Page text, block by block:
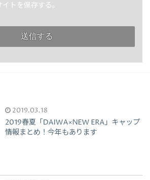
トを保存する。
2019.03.18
2019春夏「DAIWA×NEW ERA」キャップ
情報まとめ！今年もあります